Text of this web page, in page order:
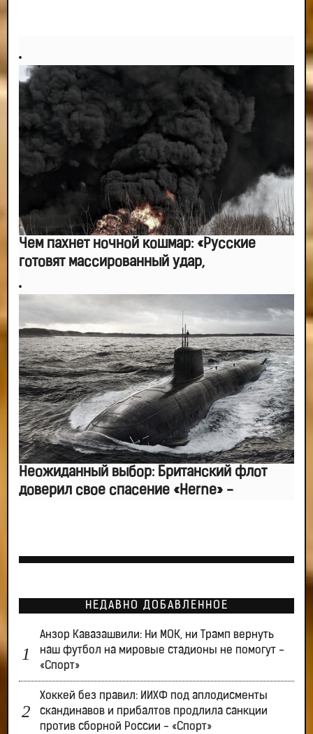
Чем пахнет ночной кошмар: «Русские
готовят массированный удар,
Неожиданный выбор: Британский флот
доверил свое спасение «Herne» -
НЕДАВНО ДОБАВЛЕННОЕ
Анзор Кавазашвили: Ни МОК, ни Трамп вернуть
наш футбол на мировые стадионы не помогут -
«Спорт»
Хоккей без правил: ИИХФ под аплодисменты
скандинавов и прибалтов продлила санкции
против сборной России - «Спорт»